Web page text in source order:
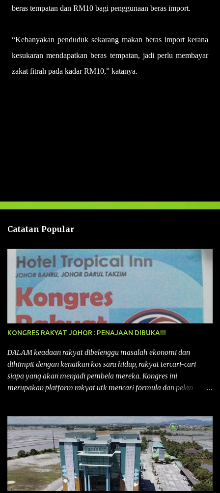
beras tempatan dan RM10 bagi penggunaan beras import.
“Kebanyakan penduduk sekarang makan beras import kerana
kesukaran mendapatkan beras tempatan, jadi perlu membayar
zakat fitrah pada kadar RM10,” katanya. –
a
n
Catatan Popular
KONGRES RAKYAT JOHOR : PENAJAAN DIBUKA!!!
DALAM keadaan rakyat dibelenggu masalah ekonomi dan
dihimpit dengan kenaikan kos sara hidup, rakyat tercari-cari
siapa yang akan menjadi pembela mereka. Kongres ini
merupakan platform rakyat utk mencari formula dan pelan
pertama yang telah diadakan pada 12 September 2015 di Shah
Alam, Selangor, di peringkat kebangsaan dengan tema
“MEMBINA MALAYSIA SEJAHTERA”, Kongre s Rakyat di
peringkat negeri-negeri mula diadakan. Isu-isu rakyat yang telah
ditimbulkan di peringkat kebangsaan termasuklah isu-isu
ekonomi, sosial, pendidikan, pengurusan sumber, kesihatan,